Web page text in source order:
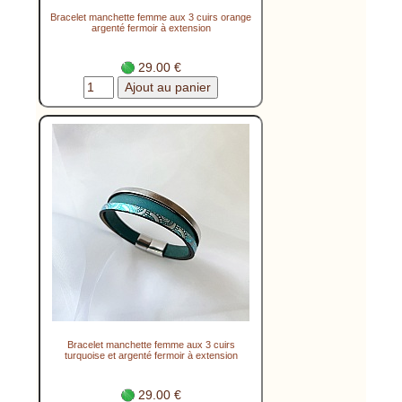
Bracelet manchette femme aux 3 cuirs orange
argenté fermoir à extension
29.00 €
Bracelet manchette femme aux 3 cuirs
turquoise et argenté fermoir à extension
29.00 €